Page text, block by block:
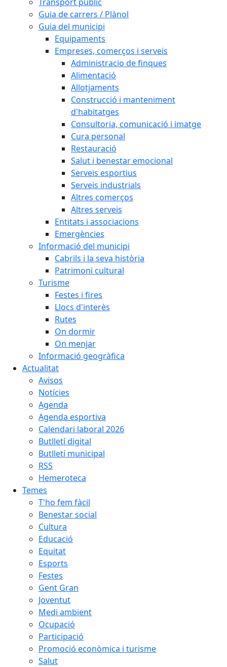
Guia de carrers / Plànol
Guia del municipi
Equipaments
Empreses, comerços i serveis
Administracio de finques
Alimentació
Allotjaments
Construcció i manteniment
d'habitatges
Consultoria, comunicació i imatge
Cura personal
Restauració
Salut i benestar emocional
Serveis esportius
Serveis industrials
Altres comerços
Altres serveis
Entitats i associacions
Emergències
Informació del municipi
Cabrils i la seva història
Patrimoni cultural
Turisme
Festes i fires
Llocs d'interès
Rutes
On dormir
On menjar
Informació geogràfica
Actualitat
Avisos
Notícies
Agenda
Agenda esportiva
Calendari laboral 2026
Butlletí digital
Butlletí municipal
RSS
Hemeroteca
Temes
T'ho fem fàcil
Benestar social
Cultura
Educació
Equitat
Esports
Festes
Gent Gran
Joventut
Medi ambient
Ocupació
Participació
Promoció econòmica i turisme
Salut